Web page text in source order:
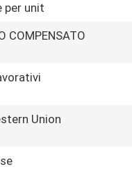
per unit
COMPENSATO
Union